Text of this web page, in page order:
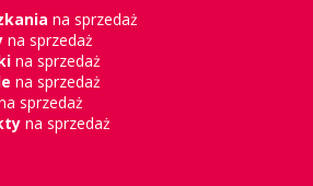
na sprzedaż
na sprzedaż
na sprzedaż
na sprzedaż
sprzedaż
na sprzedaż